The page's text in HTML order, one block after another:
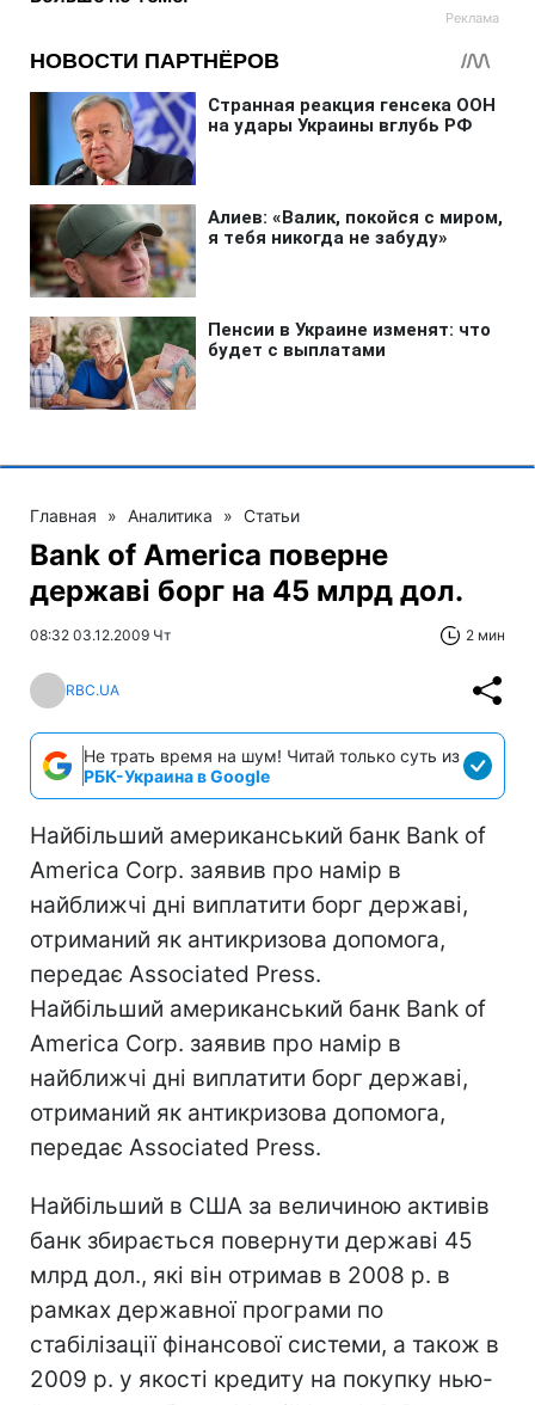
Главная » Аналитика » Статьи
Bank of America поверне
державі борг на 45 млрд дол.
08:32 03.12.2009 Чт 2 мин
RBC.UA
Не трать время на шум! Читай только суть из
РБК-Украина в Google
Найбільший американський банк Bank of
America Corp. заявив про намір в
найближчі дні виплатити борг державі,
отриманий як антикризова допомога,
передає Associated Press.
Найбільший американський банк Bank of
America Corp. заявив про намір в
найближчі дні виплатити борг державі,
отриманий як антикризова допомога,
передає Associated Press.
Найбільший в США за величиною активів
банк збирається повернути державі 45
млрд дол., які він отримав в 2008 р. в
рамках державної програми по
стабілізації фінансової системи, а також в
2009 р. у якості кредиту на покупку нью-